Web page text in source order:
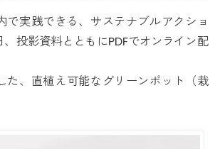
で実践できる、サステナブルアクショ
、投影資料とともにPDFでオンライン配
た、直植え可能なグリーンポット（栽